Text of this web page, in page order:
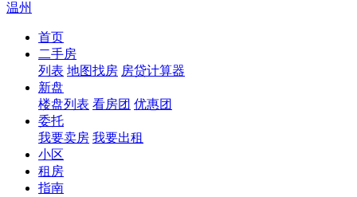
温州
首页
二手房
列表 地图找房 房贷计算器
新盘
楼盘列表 看房团 优惠团
委托
我要卖房 我要出租
小区
租房
指南